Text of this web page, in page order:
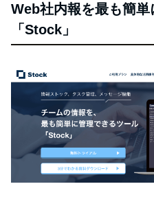
Web社内報を最も簡
「Stock」